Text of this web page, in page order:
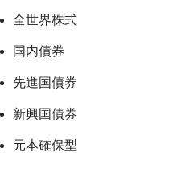
全世界株式
国内債券
先進国債券
新興国債券
元本確保型